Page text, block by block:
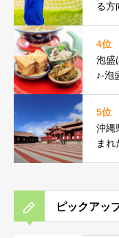
る方
4位
泡盛
♪-泡
5位
沖縄
まれ
ピックアッ